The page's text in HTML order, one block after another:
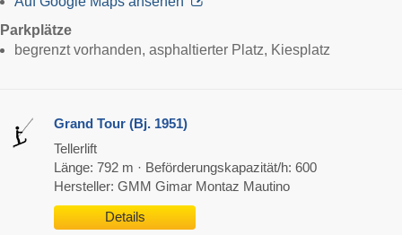
Parkplätze
begrenzt vorhanden, asphaltierter Platz, Kiesplatz
Grand Tour (Bj. 1951)
Tellerlift
Länge: 792 m · Beförderungskapazität/h: 600
Hersteller: GMM Gimar Montaz Mautino
Details